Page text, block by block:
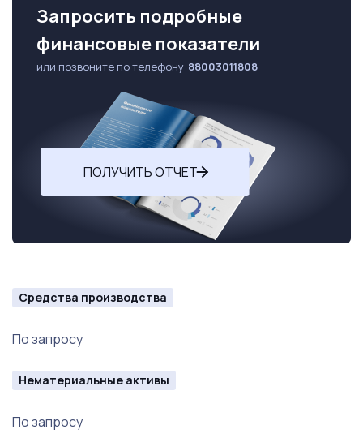
Запросить подробные
финансовые показатели
или позвоните по телефону 88003011808
ПОЛУЧИТЬ ОТЧЕТ
Средства производства
По запросу
Нематериальные активы
По запросу